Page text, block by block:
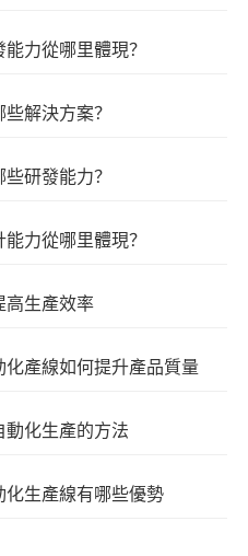
力從哪里體現？
解決方案？
研發能力？
力從哪里體現？
高生產效率
產線如何提升產品質量
化生產的方法
生產線有哪些優勢